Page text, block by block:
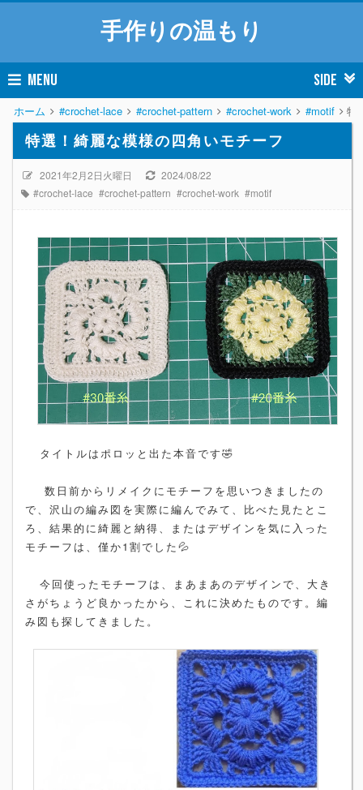
手作りの温もり
MENU SIDE
ホーム #crochet-lace #crochet-pattern #crochet-work #motif 特
特選！綺麗な模様の四角いモチーフ
2021年2月2日火曜日
2024/08/22
#crochet-lace #crochet-pattern #crochet-work #motif
タイトルはポロッと出た本音です🤣
数日前からリメイクにモチーフを思いつきましたの
で、沢山の編み図を実際に編んでみて、比べた見たとこ
ろ、結果的に綺麗と納得、またはデザインを気に入った
モチーフは、僅か1割でした💦
今回使ったモチーフは、まあまあのデザインで、大き
さがちょうど良かったから、これに決めたものです。編
み図も探してきました。